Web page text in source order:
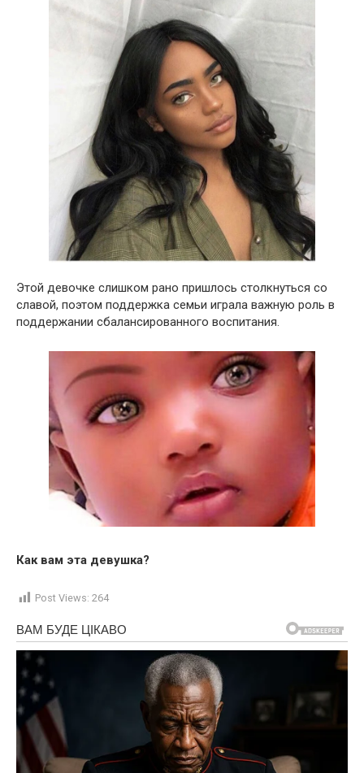
Этой девочке слишком рано пришлось столкнуться со
славой, поэтом поддержка семьи играла важную роль в
поддержании сбалансированного воспитания.
Как вам эта девушка?
Post Views: 264